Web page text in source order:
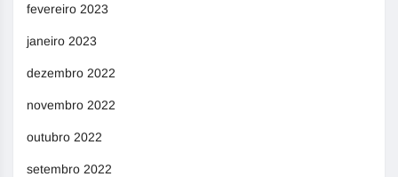
fevereiro 2023
janeiro 2023
dezembro 2022
novembro 2022
outubro 2022
setembro 2022